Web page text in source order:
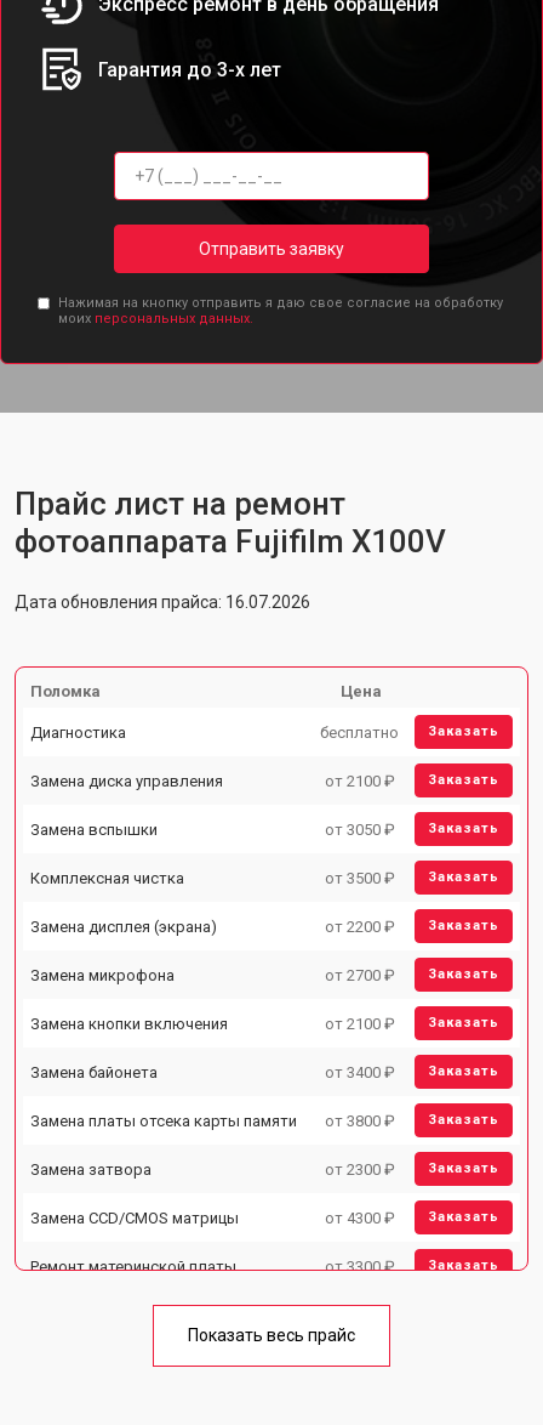
Гарантия до 3-х лет
Отправить заявку
Нажимая на кнопку отправить я даю свое согласие на обработку
моих персональных данных.
Прайс лист на ремонт
фотоаппарата Fujifilm X100V
Дата обновления прайса: 16.07.2026
Поломка Цена
Диагностика бесплатно Заказать
Замена диска управления от 2100 ₽ Заказать
Замена вспышки от 3050 ₽ Заказать
Комплексная чистка от 3500 ₽ Заказать
Замена дисплея (экрана) от 2200 ₽ Заказать
Замена микрофона от 2700 ₽ Заказать
Замена кнопки включения от 2100 ₽ Заказать
Замена байонета от 3400 ₽ Заказать
Замена платы отсека карты памяти от 3800 ₽ Заказать
Замена затвора от 2300 ₽ Заказать
Замена CCD/CMOS матрицы от 4300 ₽ Заказать
Ремонт материнской платы от 3300 ₽ Заказать
Показать весь прайс